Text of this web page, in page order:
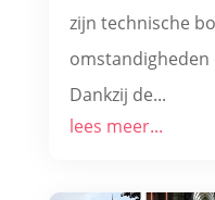
zijn technische
omstandigheden
Dankzij de...
lees meer...